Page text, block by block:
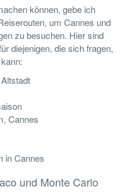
können, gebe ich
um Cannes und
zu besuchen. Hier sind
diejenigen, die sich fragen,
Cannes
in Cannes
und Monte Carlo